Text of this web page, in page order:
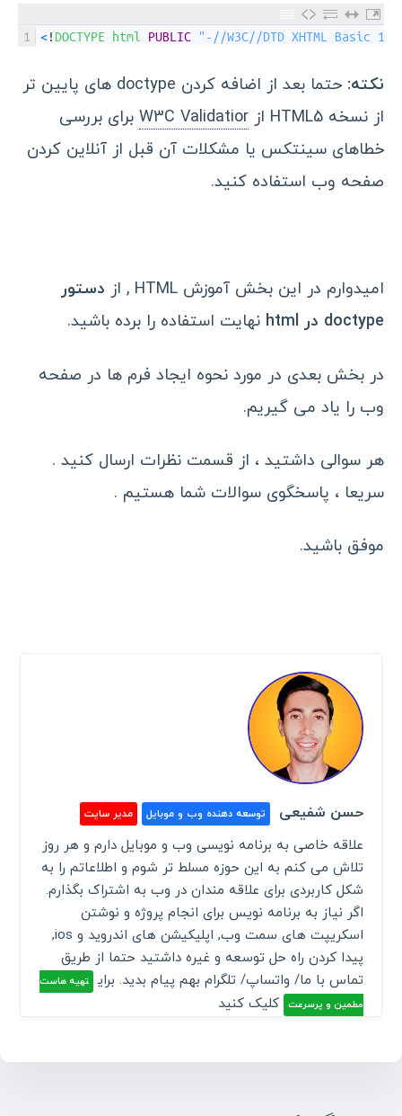
1 <! DOCTYPE html PUBLIC "-//W3C//DTD XHTML Basic
نکته:
حتما بعد از اضافه کردن doctype های پایین تر
از نسخه HTML5 از
W3C Validatior برای بررسی
خطاهای سینتکس یا مشکلات آن قبل از آنلاین کردن
صفحه وب استفاده کنید.
امیدوارم در این بخش آموزش HTML , از
دستور
doctype در html
نهایت استفاده را برده باشید.
در بخش بعدی در مورد نحوه ایجاد فرم ها در صفحه
وب را یاد می گیریم.
هر سوالی داشتید ، از قسمت نظرات ارسال کنید .
سریعا ، پاسخگوی سوالات شما هستیم .
موفق باشید.
حسن شفیعی توسعه دهنده وب و موبایل مدیر سایت
علاقه خاصی به برنامه نویسی وب و موبایل دارم و هر روز
تلاش می کنم به این حوزه مسلط تر شوم و اطلاعاتم را به
شکل کاربردی برای علاقه مندان در وب به اشتراک بگذارم.
اگر نیاز به برنامه نویس برای انجام پروژه و نوشتن
اسکریپت های سمت وب, اپلیکیشن های اندروید و ios,
پیدا کردن راه حل توسعه و غیره داشتید حتما از طریق
تماس با ما/ واتساپ/ تلگرام بهم پیام بدید. برای
تهیه هاست
مطمین و پرسرعت
کلیک کنید